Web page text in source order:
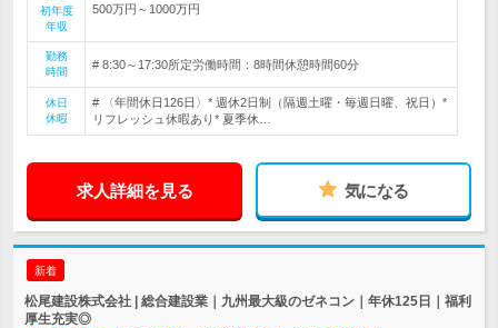
初年度
年収
500万円～1000万円
勤務
時間
# 8:30～17:30所定労働時間：8時間休憩時間60分
休日
休暇
# 〈年間休日126日〉* 週休2日制（隔週土曜・毎週日曜、祝日）*
リフレッシュ休暇あり* 夏季休…
求人詳細を見る 気になる
新着
松尾建設株式会社 | 総合建設業｜九州最大級のゼネコン｜年休125日｜福利
厚生充実◎